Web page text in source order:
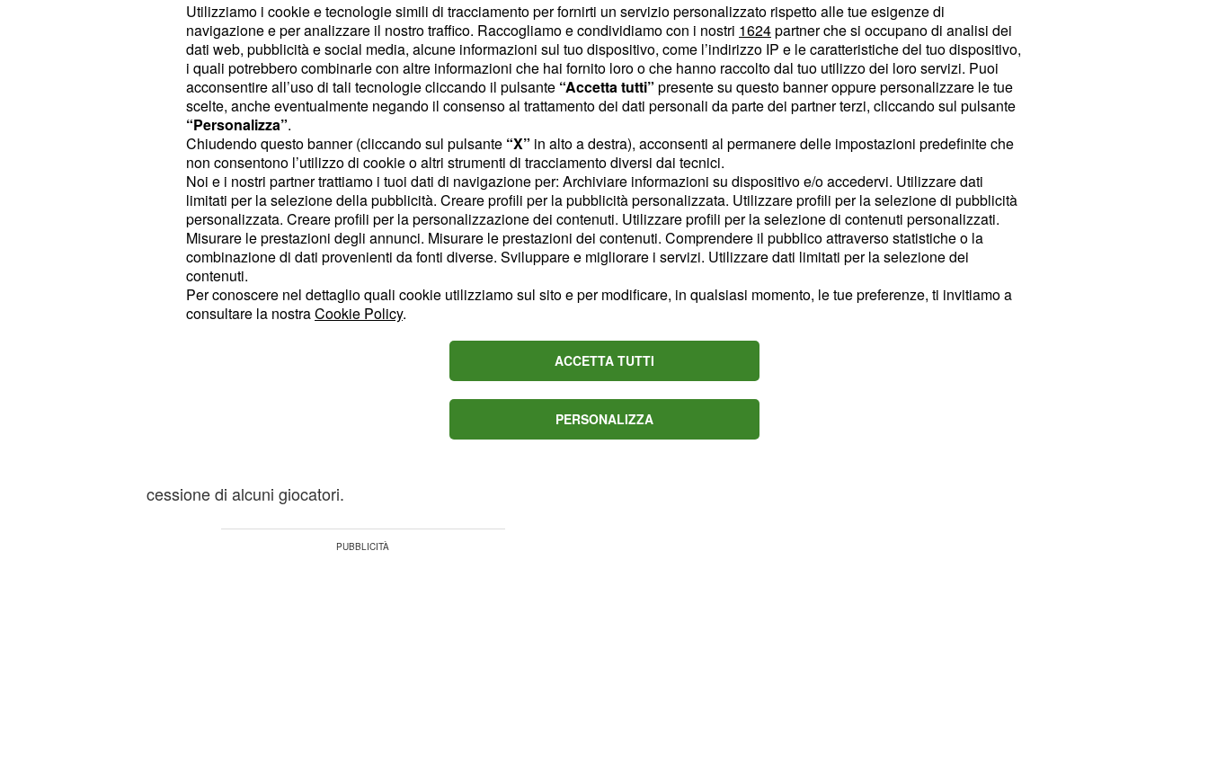
Entro giugno 2021 si lavorerà per contenerlo il più possibile.
L'eventuale qualificazione alla prossima Champions League
sarebbe importante anche da questo punto di vista ma non
può bastare.
Per questo, secondo le ultime indiscrezioni di mercato,
potrebbero essercicessioni pesanti. La lista dei partenti
stilata dal direttore sportivo Fabio Paratici comprenderebbe
nomi pesanti, su tuttiCristiano Ronaldo , Paulo Dybala,
Adrien Rabiot, Aaron Ramsey, Federico Bernardeschi e
Alex Sandro.
Si starebbe lavorando alle
per attutire la perdita di bilancio
cessione di alcuni giocatori.
Utilizziamo i cookie e tecnologie simili di tracciamento per fornirti un servizio personalizzato rispetto alle tue esigenze di
navigazione e per analizzare il nostro traffico. Raccogliamo e condividiamo con i nostri 1624partner che si occupano di analisi dei
dati web, pubblicità e social media, alcune informazioni sul tuo dispositivo, come l’indirizzo IP e le caratteristiche del tuo dispositivo,
i quali potrebbero combinarle con altre informazioni che hai fornito loro o che hanno raccolto dal tuo utilizzo dei loro servizi. Puoi
acconsentire all’uso di tali tecnologie cliccando il pulsante “Accetta tutti” presente su questo banner oppure personalizzare le tue
scelte, anche eventualmente negando il consenso al trattamento dei dati personali da parte dei partner terzi, cliccando sul pulsante
“Personalizza”.
Chiudendo questo banner (cliccando sul pulsante “X” in alto a destra), acconsenti al permanere delle impostazioni predefinite che
non consentono l’utilizzo di cookie o altri strumenti di tracciamento diversi dai tecnici.
Noi e i nostri partner trattiamo i tuoi dati di navigazione per: Archiviare informazioni su dispositivo e/o accedervi. Utilizzare dati
limitati per la selezione della pubblicità. Creare profili per la pubblicità personalizzata. Utilizzare profili per la selezione di pubblicità
personalizzata. Creare profili per la personalizzazione dei contenuti. Utilizzare profili per la selezione di contenuti personalizzati.
Misurare le prestazioni degli annunci. Misurare le prestazioni dei contenuti. Comprendere il pubblico attraverso statistiche o la
combinazione di dati provenienti da fonti diverse. Sviluppare e migliorare i servizi. Utilizzare dati limitati per la selezione dei
contenuti.
Per conoscere nel dettaglio quali cookie utilizziamo sul sito e per modificare, in qualsiasi momento, le tue preferenze, ti invitiamo a
consultare la nostraCookie Policy.
ACCETTA TUTTI
PERSONALIZZA